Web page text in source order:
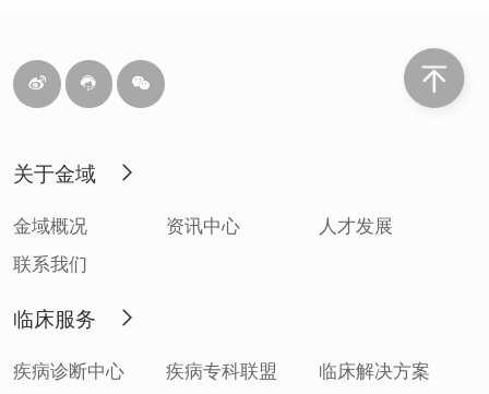
关于金域
金域概况 资讯中心
人才发展
联系我们
临床服务
疾病诊断中心 疾病专科联盟
临床解决方案